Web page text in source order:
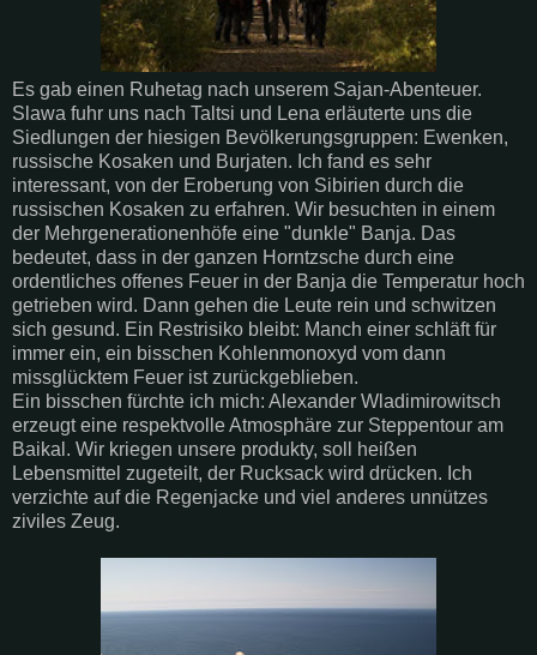
Es gab einen Ruhetag nach unserem Sajan-Abenteuer.
Slawa fuhr uns nach Taltsi und Lena erläuterte uns die
Siedlungen der hiesigen Bevölkerungsgruppen: Ewenken,
russische Kosaken und Burjaten. Ich fand es sehr
interessant, von der Eroberung von Sibirien durch die
russischen Kosaken zu erfahren. Wir besuchten in einem
der Mehrgenerationenhöfe eine "dunkle" Banja. Das
bedeutet, dass in der ganzen Horntzsche durch eine
ordentliches offenes Feuer in der Banja die Temperatur hoch
getrieben wird. Dann gehen die Leute rein und schwitzen
sich gesund. Ein Restrisiko bleibt: Manch einer schläft für
immer ein, ein bisschen Kohlenmonoxyd vom dann
missglücktem Feuer ist zurückgeblieben.
Ein bisschen fürchte ich mich: Alexander Wladimirowitsch
erzeugt eine respektvolle Atmosphäre zur Steppentour am
Baikal. Wir kriegen unsere produkty, soll heißen
Lebensmittel zugeteilt, der Rucksack wird drücken. Ich
verzichte auf die Regenjacke und viel anderes unnützes
ziviles Zeug.